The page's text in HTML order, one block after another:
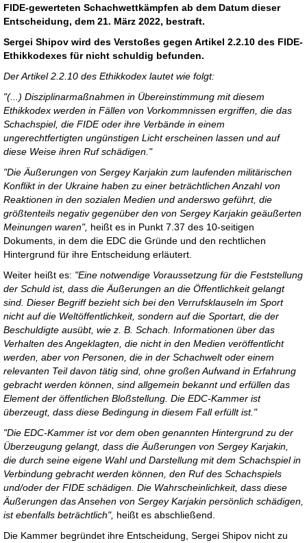
FIDE-gewerteten Schachwettkämpfen ab dem Datum dieser
Entscheidung, dem 21. März 2022, bestraft.
Sergei Shipov wird des Verstoßes gegen Artikel 2.2.10 des FIDE-
Ethikkodexes für nicht schuldig befunden.
Der Artikel 2.2.10 des Ethikkodex lautet wie folgt:
"(...) Disziplinarmaßnahmen in Übereinstimmung mit diesem
Ethikkodex werden in Fällen von Vorkommnissen ergriffen, die das
Schachspiel, die FIDE oder ihre Verbände in einem
ungerechtfertigten ungünstigen Licht erscheinen lassen und auf
diese Weise ihren Ruf schädigen."
"Die Äußerungen von Sergey Karjakin zum laufenden militärischen
Konflikt in der Ukraine haben zu einer beträchtlichen Anzahl von
Reaktionen in den sozialen Medien und anderswo geführt, die
größtenteils negativ gegenüber den von Sergey Karjakin geäußerten
Meinungen waren", heißt es in Punkt 7.37 des 10-seitigen
Dokuments, in dem die EDC die Gründe und den rechtlichen
Hintergrund für ihre Entscheidung erläutert.
Weiter heißt es: "Eine notwendige Voraussetzung für die Feststellung
der Schuld ist, dass die Äußerungen an die Öffentlichkeit gelangt
sind. Dieser Begriff bezieht sich bei den Verrufsklauseln im Sport
nicht auf die Weltöffentlichkeit, sondern auf die Sportart, die der
Beschuldigte ausübt, wie z. B. Schach. Informationen über das
Verhalten des Angeklagten, die nicht in den Medien veröffentlicht
werden, aber von Personen, die in der Schachwelt oder einem
relevanten Teil davon tätig sind, ohne großen Aufwand in Erfahrung
gebracht werden können, sind allgemein bekannt und erfüllen das
Element der öffentlichen Bloßstellung. Die EDC-Kammer ist
überzeugt, dass diese Bedingung in diesem Fall erfüllt ist."
"Die EDC-Kammer ist vor dem oben genannten Hintergrund zu der
Überzeugung gelangt, dass die Äußerungen von Sergey Karjakin,
die durch seine eigene Wahl und Darstellung mit dem Schachspiel in
Verbindung gebracht werden können, den Ruf des Schachspiels
und/oder der FIDE schädigen. Die Wahrscheinlichkeit, dass diese
Äußerungen das Ansehen von Sergey Karjakin persönlich schädigen,
ist ebenfalls beträchtlich", heißt es abschließend.
Die Kammer begründet ihre Entscheidung, Sergei Shipov nicht zu